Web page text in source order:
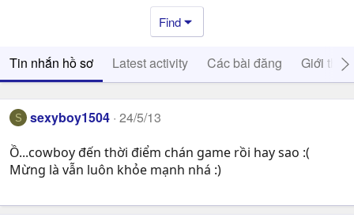
Find
Tin nhắn hồ sơ Latest activity Các bài đăng Giới thiệu
S sexyboy1504 24/5/13
Ồ...cowboy đến thời điểm chán game rồi hay sao :(
Mừng là vẫn luôn khỏe mạnh nhá :)